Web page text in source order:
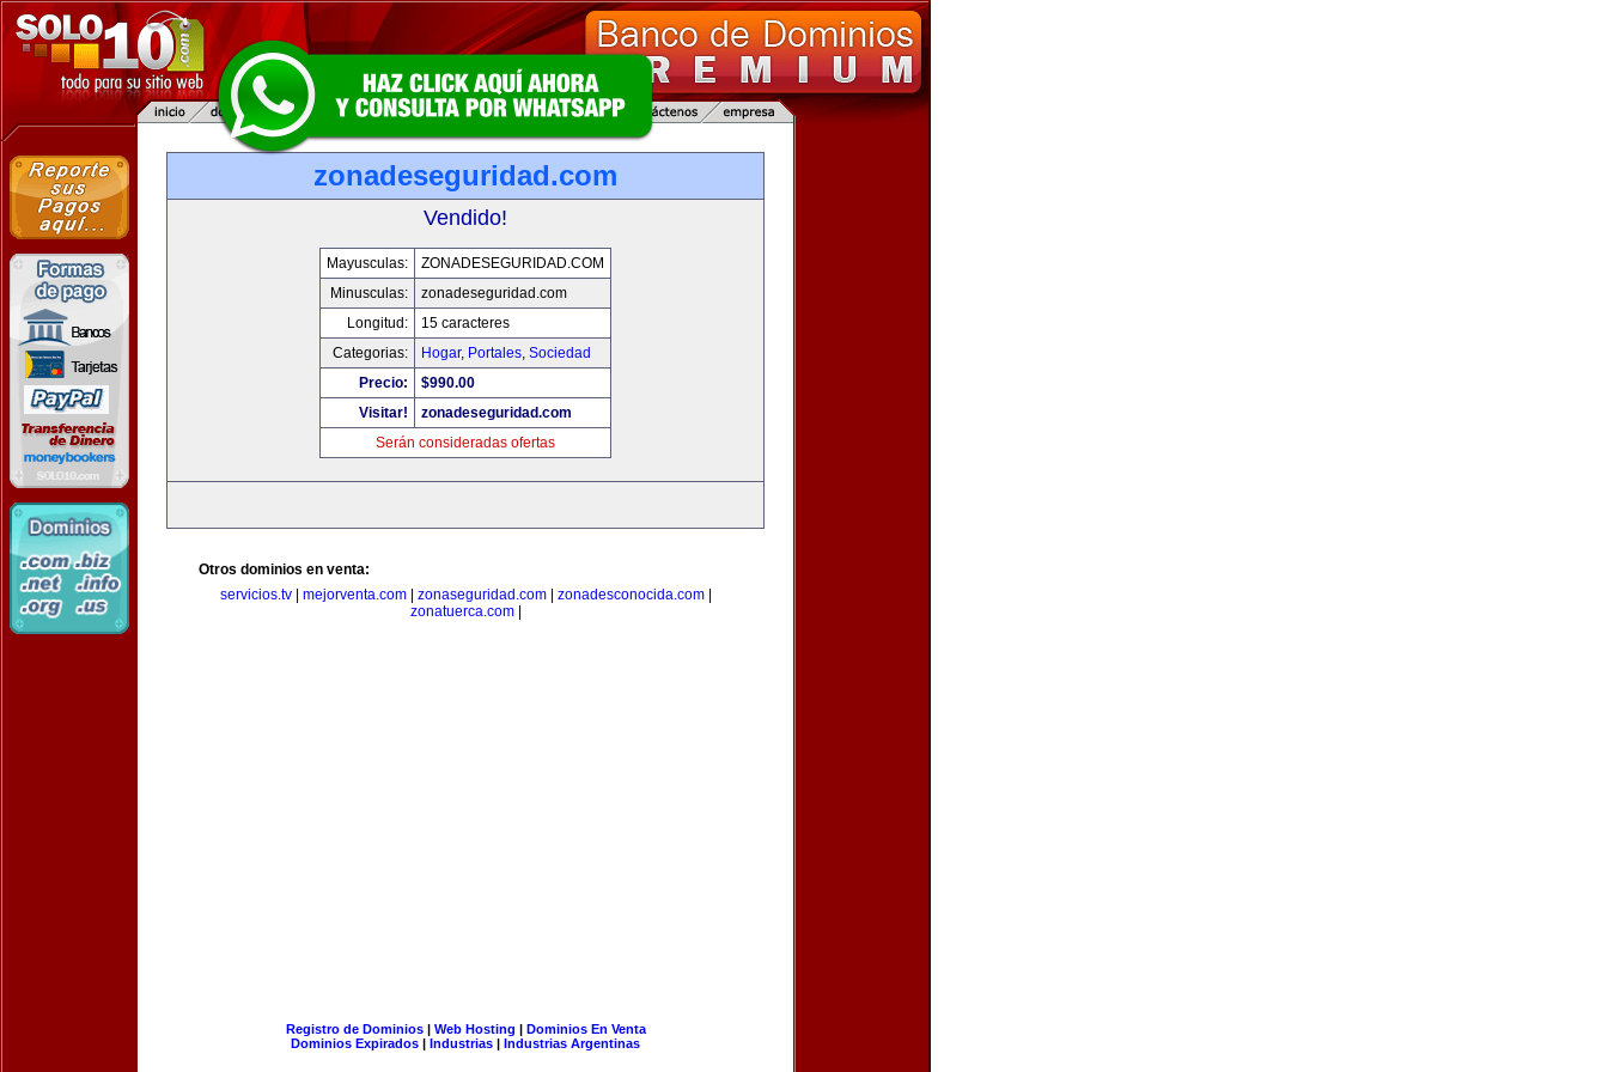
zonadeseguridad.com
Vendido!
Mayusculas:
ZONADESEGURIDAD.COM
Minusculas:
zonadeseguridad.com
Longitud:
15 caracteres
Categorias:
Hogar, Portales, Sociedad
Precio:
$990.00
Visitar!
zonadeseguridad.com
Serán consideradas ofertas
Otros dominios en venta:
servicios.tv| mejorventa.com| zonaseguridad.com| zonadesconocida.com|
zonatuerca.com|
Registro de Dominios| Web Hosting | Dominios En Venta
Dominios Expirados | Industrias | Industrias Argentinas